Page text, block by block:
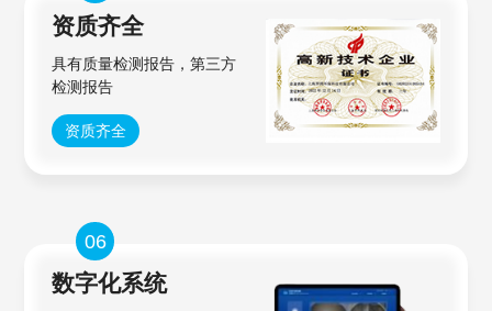
资质齐全
具有质量检测报告，第三方
检测报告
资质齐全
06
数字化系统